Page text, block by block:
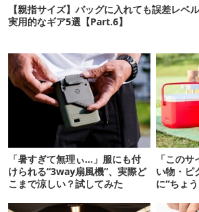
【親指サイズ】バッグに入れても誤差レベ
実用的なギア5選【Part.6】
「暑すぎて無理ぃ…」服にも付
けられる“3way扇風機”、実際ど
こまで涼しい？試してみた
「この
い物・ピ
に“ちょ